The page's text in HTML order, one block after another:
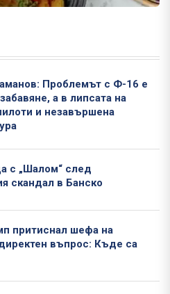
Проблемът с Ф-16 е
а в липсата на
и незавършена
с „Шалом“ след
скандал в Банско
притиснал шефа на
въпрос: Къде са